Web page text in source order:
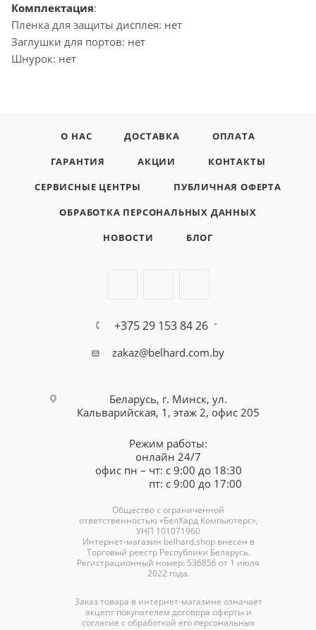
Комплектация:
Пленка для защиты дисплея: нет
Заглушки для портов: нет
Шнурок: нет
О НАС ДОСТАВКА
ОПЛАТА
ГАРАНТИЯ
АКЦИИ
КОНТАКТЫ
СЕРВИСНЫЕ ЦЕНТРЫ
ПУБЛИЧНАЯ ОФЕРТА
ОБРАБОТКА ПЕРСОНАЛЬНЫХ ДАННЫХ
НОВОСТИ
БЛОГ
+375 29 153 84 26
zakaz@belhard.com.by
Беларусь, г. Минск, ул.
Кальварийская, 1, этаж 2, офис 205
Режим работы:
онлайн 24/7
офис пн – чт: с 9:00 до 18:30
пт: с 9:00 до 17:00
Общество с ограниченной
ответственностью «БелХард Компьютерс»,
УНП 101071960
Интернет-магазин belhard.shopвнесен в
Торговый реестр Республики Беларусь.
Регистрационный номер: 536856 от 1 июля
2022 года.
Заказ товара в интернет-магазине означает
акцепт покупателем договора оферты и
согласие с обработкой его персональных